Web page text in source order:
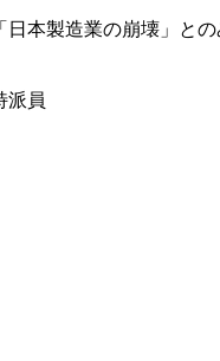
日本製造業の崩壊」と
派員